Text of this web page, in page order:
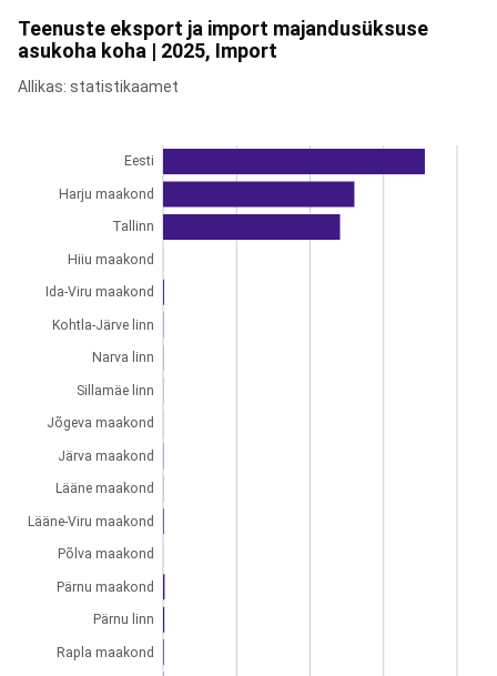
Teenuste eksport ja import majandusüksuse
asukoha koha | 2025, Import
Allikas: statistikaamet
Eesti
Harju maakond
Tallinn
Hiiu maakond
Ida-Viru maakond
Kohtla-Järve linn
Narva linn
Sillamäe linn
Jõgeva maakond
Järva maakond
Lääne maakond
Lääne-Viru maakond
Põlva maakond
Pärnu maakond
Pärnu linn
Rapla maakond